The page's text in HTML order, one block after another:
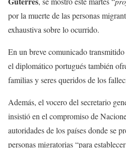
por la muerte de las personas
exhaustiva sobre lo ocurrido.
En un breve comunicado
el diplomático portugués también
familias y seres queridos de los
Además, el vocero del secretario
insistió en el compromiso de
autoridades de los países donde se
personas migratorias “para